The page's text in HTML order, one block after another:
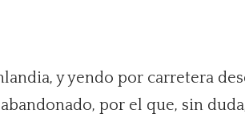
y yendo por carretera
por el que, sin